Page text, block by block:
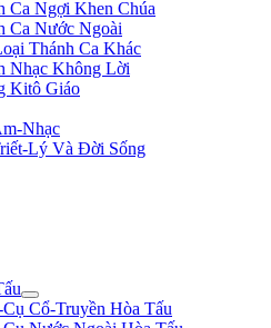
Ca Ngợi Khen Chúa
Ca Nước Ngoài
Thánh Ca Khác
Nhạc Không Lời
Kitô Giáo
Nhạc
Lý Và Đời Sống
Cổ-Truyền Hòa Tấu